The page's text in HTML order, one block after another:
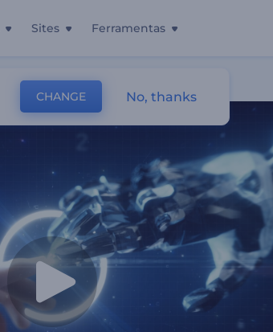
Sites Ferramentas
CHANGE No, thanks